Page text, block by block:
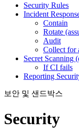
Security Rules
Incident
Contain
Rotate
Audit
Collect for
Secret Scanning
If CI fails
Reporting
보안 및 샌드박스
Security